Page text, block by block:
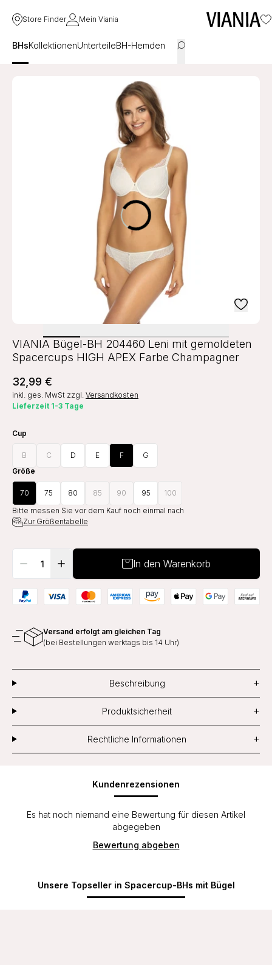
Store Finder Mein Viania
BHsKollektionenUnterteileBH-Hemden
VIANIA Bügel-BH 204460 Leni mit gemoldeten
Spacercups HIGH APEX Farbe Champagner
32,99 €
inkl. ges. MwSt zzgl. Versandkosten
Lieferzeit 1-3 Tage
Cup
B C D E F
G
Größe
70 75 80 85 90 95
100
Bitte messen Sie vor dem Kauf noch einmal nach
Zur Größentabelle
In den Warenkorb
Versand erfolgt am gleichen Tag
(bei Bestellungen werktags bis 14 Uhr)
Beschreibung +
Produktsicherheit +
Rechtliche Informationen +
Kundenrezensionen
Es hat noch niemand eine Bewertung für diesen Artikel
abgegeben
Bewertung abgeben
Unsere Topseller in Spacercup-BHs mit Bügel